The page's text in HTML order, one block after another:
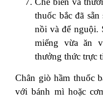
thuốc bắc đã
nồi và để nguội.
miếng vừa ăn
thưởng thức trực
Chân giò hầm thuốc
với bánh mì hoặc